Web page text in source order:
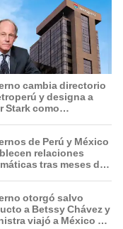
cambia directorio
y designa a
Stark como
de Perú y México
relaciones
tras meses de
otorgó salvo
a Betssy Chávez y
viajó a México en